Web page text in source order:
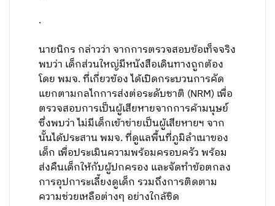
.
นายนิกร กล่าวว่า จากการตรวจสอบข้อเท็จจริง
พบว่า เด็กส่วนใหญ่มีหนังสือเดินทางถูกต้อง
โดย พมจ. ที่เกี่ยวข้อง ได้เปิดกระบวนการคัด
แยกตามกลไกการส่งต่อระดับชาติ (NRM) เพื่อ
ตรวจสอบการเป็นผู้เสียหายจากการค้ามนุษย์
ซึ่งพบว่า ไม่มีเด็กเข้าข่ายเป็นผู้เสียหายฯ จาก
นั้นได้ประสาน พมจ. ที่ดูแลพื้นที่ภูมิลำเนาของ
เด็ก เพื่อประเมินความพร้อมครอบครัว พร้อม
ส่งคืนเด็กให้กับผู้ปกครอง และจัดทำข้อตกลง
การอุปการะเลี้ยงดูเด็ก รวมถึงการติดตาม
ความช่วยเหลือต่างๆ อย่างใกล้ชิด